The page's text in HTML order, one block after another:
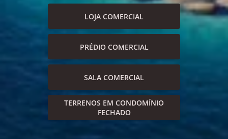
LOJA COMERCIAL
PRÉDIO COMERCIAL
SALA COMERCIAL
TERRENOS EM CONDOMÍNIO
FECHADO